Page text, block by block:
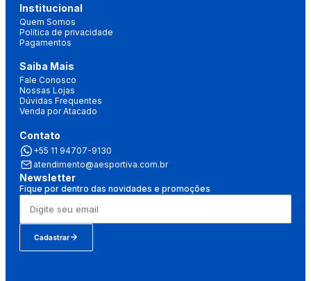
Institucional
Quem Somos
Política de privacidade
Pagamentos
Saiba Mais
Fale Conosco
Nossas Lojas
Dúvidas Frequentes
Venda por Atacado
Contato
+55 11 94707-9130
atendimento@aesportiva.com.br
Newsletter
Fique por dentro das novidades e promoções
Cadastrar